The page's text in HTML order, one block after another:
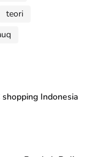
teori
Indonesia